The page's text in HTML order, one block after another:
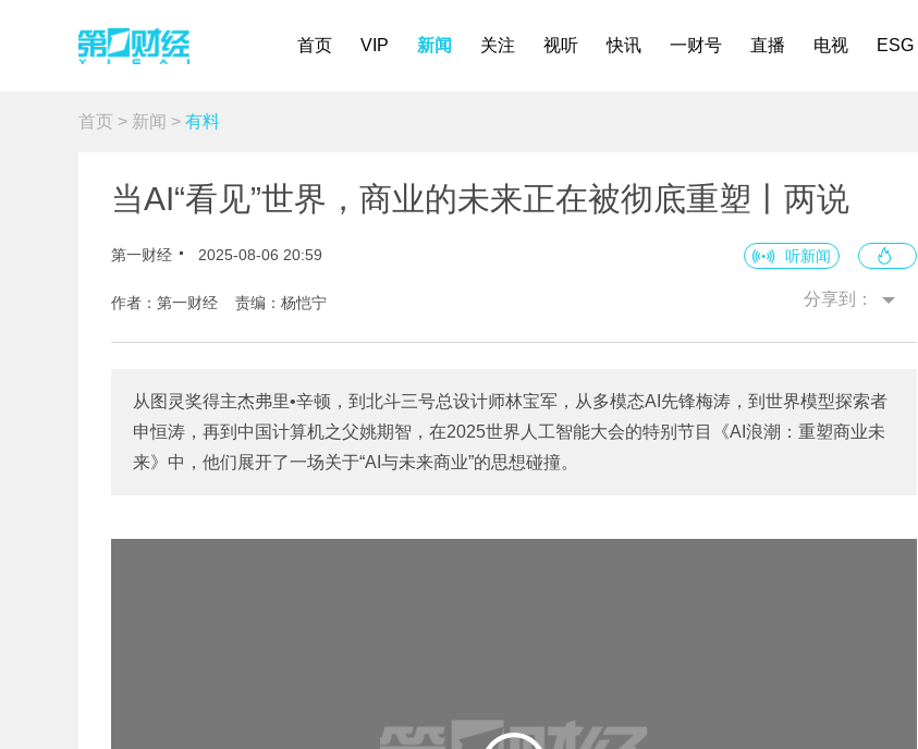
首页 VIP 新闻 关注 视听 快讯 一财号 直播 电视 ESG
首页 > 新闻 > 有料
当AI“看见”世界，商业的未来正在被彻底重塑丨两说
第一财经 2025-08-06 20:59 听新闻
作者：第一财经 责编：杨恺宁 分享到：
从图灵奖得主杰弗里•辛顿，到北斗三号总设计师林宝军，从多模态AI先锋梅涛，到世界模型探索者
申恒涛，再到中国计算机之父姚期智，在2025世界人工智能大会的特别节目《AI浪潮：重塑商业未
来》中，他们展开了一场关于“AI与未来商业”的思想碰撞。